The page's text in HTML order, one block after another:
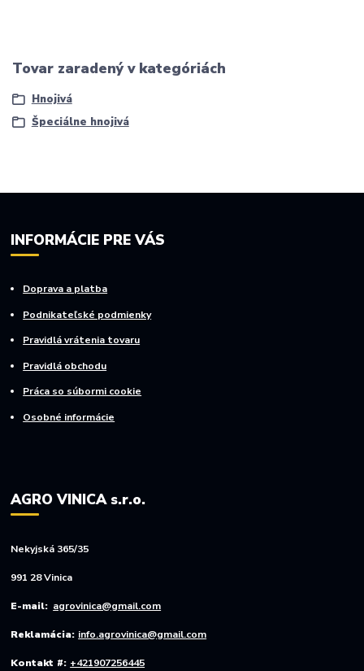
Tovar zaradený v kategóriách
Hnojivá
Špeciálne hnojivá
INFORMÁCIE PRE VÁS
Doprava a platba
Podnikateľské podmienky
Pravidlá vrátenia tovaru
Pravidlá obchodu
Práca so súbormi cookie
Osobné informácie
AGRO VINICA s.r.o.
Nekyjská 365/35
991 28 Vinica
E-mail: agrovinica@gmail.com
Reklamácia: info.agrovinica@gmail.com
Kontakt #: +421907256445